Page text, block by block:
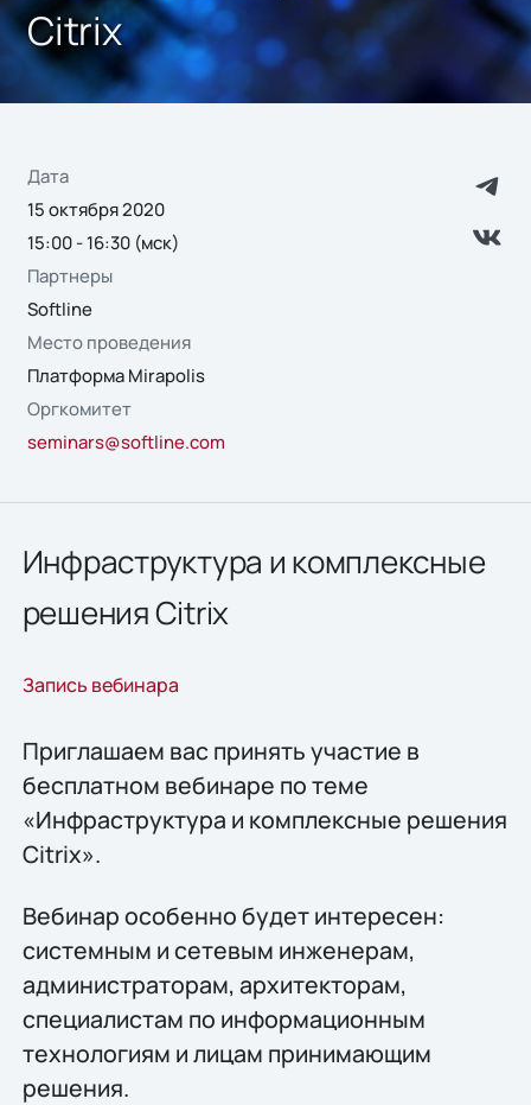
Citrix
Дата
15 октября 2020
15:00 - 16:30 (мск)
Партнеры
Softline
Место проведения
Платформа Mirapolis
Оргкомитет
seminars@softline.com
Инфраструктура и комплексные
решения Citrix
Запись вебинара
Приглашаем вас принять участие в
бесплатном вебинаре по теме
«Инфраструктура и комплексные решения
Citrix».
Вебинар особенно будет интересен:
системным и сетевым инженерам,
администраторам, архитекторам,
специалистам по информационным
технологиям и лицам принимающим
решения.